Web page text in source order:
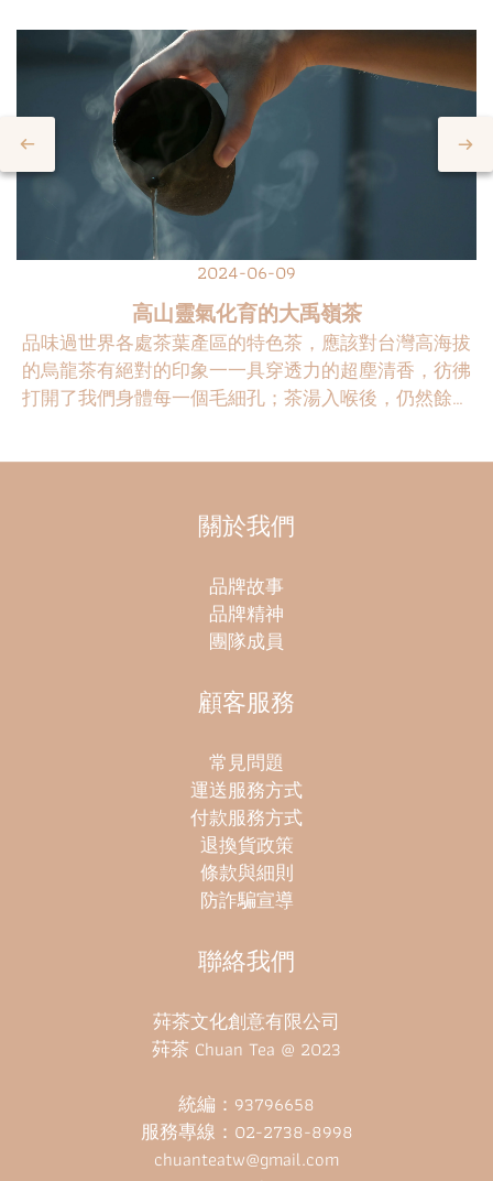
2024-06-09
高山靈氣化育的大禹嶺茶
品味過世界各處茶葉產區的特色茶，應該對台灣高海拔
的烏龍茶有絕對的印象一一具穿透力的超塵清香，彷彿
打開了我們身體每一個毛細孔；茶湯入喉後，仍然餘香
高，達到2500公尺以上，就是面積有限的大禹嶺茶區
擁有全台灣產量最稀有的高冷茶園。大禹嶺茶的生長環
境，就是發源於這片海拔超過2500公尺的原始森林，涵
育在絕對純淨無染的原生沃土中，加上高山常年的雲霧
氣溫變化下的不斷spa調節作用，激活了茶內蘊的各種生
湯，都讓我們體驗千變萬化的香醇繚繞不絕，享受到極
務局為了水土保持，漸漸砍除了極高海拔的大禹嶺茶
樹，讓「台灣高山茶王」的產量在近十年來逐漸萎縮，
茶園分佈也成了零星散佈狀，有時灌木茶樹只得穿插在
大樹種中間生長。雖然茶葉因為減產而令價格提高了，
到唏噓，因為真正懂茶、品茶的伯樂、老茶人逐漸凋零
了，成長在咖啡市場當道的新一代茶人，畢竟少了一份
終日雲霧圍繞的原始林中，一定有神仙常常來眷顧，所
以特別有靈氣，才讓我們這些凡人喝到了茶就像品味甘
以喝茶來伴隨著禪修，既靜心、又淨心。高山茶的茶氣
帶動了香韻，在品味的當下，身心的通透感洗滌了日常
煩憂，甚至有助於喚醒內在沉睡了的靈氣。 問問周遭的
關於我們
品牌故事
品牌精神
團隊成員
顧客服務
常見問題
運送服務方式
付款服務方式
退換貨政策
條款與細則
防詐騙宣導
聯絡我們
荈茶文化創意有限公司
荈茶 Chuan Tea @ 2023
統編：93796658
服務專線：02-2738-8998
chuanteatw@gmail.com